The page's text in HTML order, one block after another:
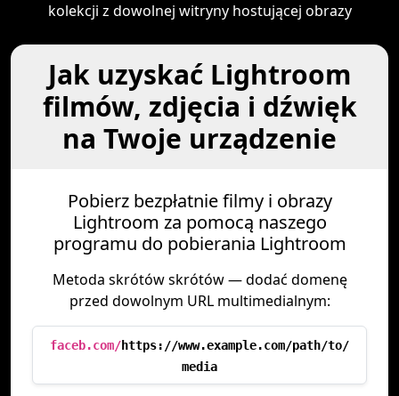
kolekcji z dowolnej witryny hostującej obrazy
Jak uzyskać Lightroom
filmów, zdjęcia i dźwięk
na Twoje urządzenie
Pobierz bezpłatnie filmy i obrazy
Lightroom za pomocą naszego
programu do pobierania Lightroom
Metoda skrótów skrótów — dodać domenę
przed dowolnym URL multimedialnym:
faceb.com/https://www.example.com/path/to/
media